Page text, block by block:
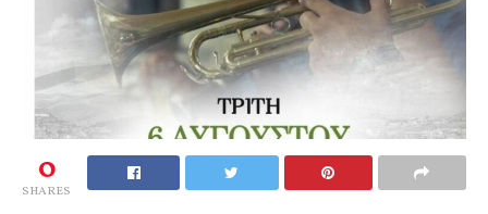
0
SHARES